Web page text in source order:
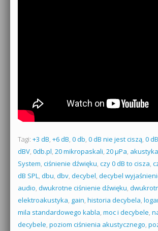
Tagi: +3 dB, +6 dB, 0 db, 0 dB nie jest ciszą, 0
dBV, 0db.pl, 20 mikropaskali, 20 µPa, akustyka
System, ciśnienie dźwięku, czy 0 dB to cisza,
dB SPL, dbu, dbv, decybel, decybel
audio, dwukrotne ciśnienie dźwięku,
elektroakustyka, gain, historia decybela,
mila standardowego kabla, moc i decybele,
decybele, poziom ciśnienia akustycznego,